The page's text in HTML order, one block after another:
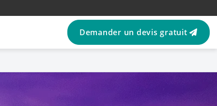
Demander un devis gratuit